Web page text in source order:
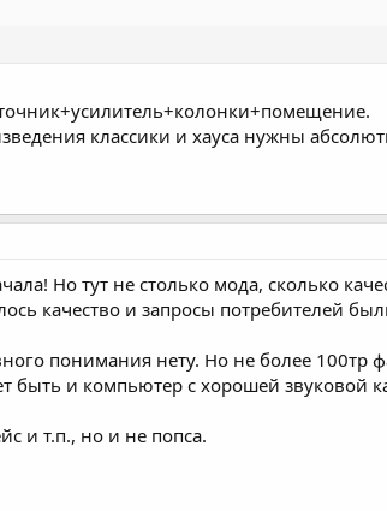
классики и хауса нужны
Но тут не столько мода, сколько
качество и запросы потребителей
понимания нету. Но не более 100тр
быть и компьютер с хорошей звуковой
и т.п., но и не попса.